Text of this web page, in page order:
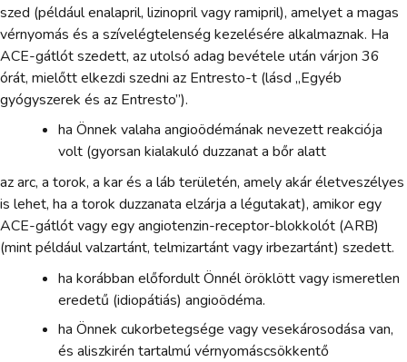
szed (például enalapril, lizinopril vagy ramipril), amelyet a magas
vérnyomás és a szívelégtelenség kezelésére alkalmaznak. Ha
ACE-gátlót szedett, az utolsó adag bevétele után várjon 36
órát, mielőtt elkezdi szedni az Entresto-t (lásd „Egyéb
gyógyszerek és az Entresto”).
ha Önnek valaha angioödémának nevezett reakciója
volt (gyorsan kialakuló duzzanat a bőr alatt
az arc, a torok, a kar és a láb területén, amely akár életveszélyes
is lehet, ha a torok duzzanata elzárja a légutakat), amikor egy
ACE-gátlót vagy egy angiotenzin-receptor-blokkolót (ARB)
(mint például valzartánt, telmizartánt vagy irbezartánt) szedett.
ha korábban előfordult Önnél öröklött vagy ismeretlen
eredetű (idiopátiás) angioödéma.
ha Önnek cukorbetegsége vagy vesekárosodása van,
és aliszkirén tartalmú vérnyomáscsökkentő